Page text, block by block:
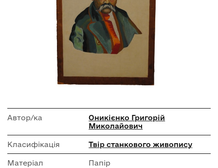
Автор/ка
Оникієнко Григорій
Миколайович
Класифікація Твір станкового живопису
Матеріал Папір